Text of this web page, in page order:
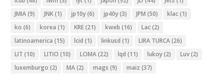
JMIA(9) JNK(1) jp10y(6) jp40y(3) JPM (50) klac(1)
ko (6) korea (1) KRE(21) kweb (16) Lac(2)
latinoamerica (15) lcid (1) linkusd (1) LIRA TURCA(26)
LIT (10) LITIO (10) LOMA(22) lqd (11) lukoy(2) Luv(2)
luxemburgo (2) MA(2) mags (9) maiz (37)